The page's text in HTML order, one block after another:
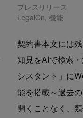
プレスリリース
LegalOn ,機能
契約書本文には
知見をAIで検索
シスタント」に
能を搭載～過去
開くことなく、